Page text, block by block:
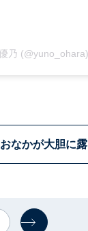
乃 (@yuno_ohara)
なかが大胆に